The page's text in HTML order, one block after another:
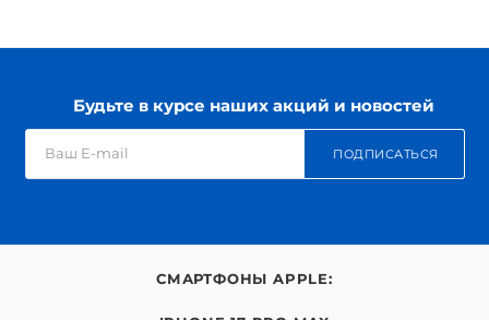
Будьте в курсе наших акций и новостей
ПОДПИСАТЬСЯ
СМАРТФОНЫ APPLE: